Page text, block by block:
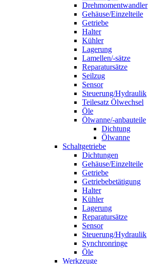
Drehmomentwandler
Gehäuse/Einzelteile
Getriebe
Halter
Kühler
Lagerung
Lamellen/-sätze
Reparatursätze
Seilzug
Sensor
Steuerung/Hydraulik
Teilesatz Ölwechsel
Öle
Ölwanne/-anbauteile
Dichtung
Ölwanne
Schaltgetriebe
Dichtungen
Gehäuse/Einzelteile
Getriebe
Getriebebetätigung
Halter
Kühler
Lagerung
Reparatursätze
Sensor
Steuerung/Hydraulik
Synchronringe
Öle
Werkzeuge